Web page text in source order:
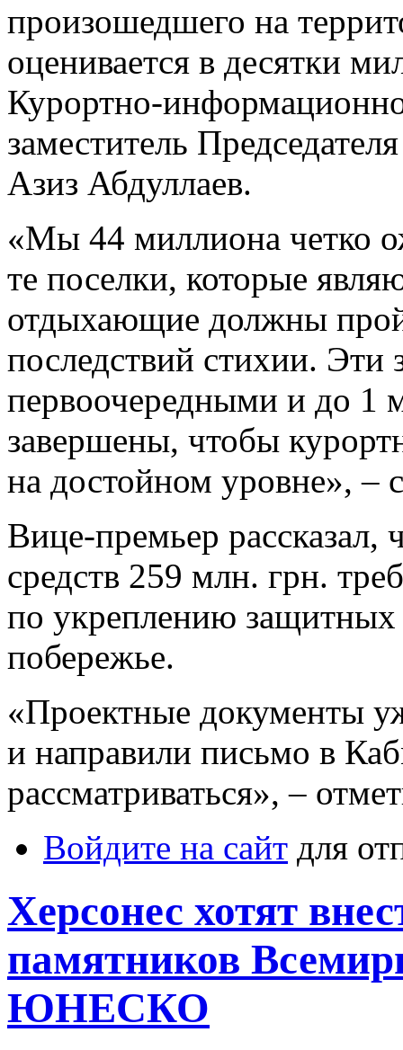
произошедшего на
оценивается в десятки
Курортно-
заместитель
Азиз Абдуллаев.
«Мы 44 миллиона четко
те поселки, которые
отдыхающие должны
последствий стихии. Эти
первоочередными и до 1
завершены, чтобы
на достойном уровне», –
Вице-премьер
средств 259 млн. грн.
по укреплению
побережье.
«Проектные документы
и направили письмо в
рассматриваться», –
Войдите на сайт для
Херсонес хотят
памятников
ЮНЕСКО